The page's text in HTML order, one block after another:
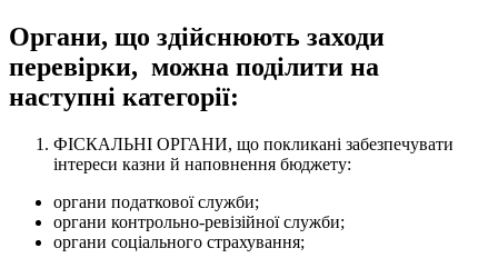
Органи, що здійснюють заходи
перевірки, можна поділити на
наступні категорії:
ФІСКАЛЬНІ ОРГАНИ, що покликані забезпечувати
інтереси казни й наповнення бюджету:
органи податкової служби;
органи контрольно-ревізійної служби;
органи соціального страхування;